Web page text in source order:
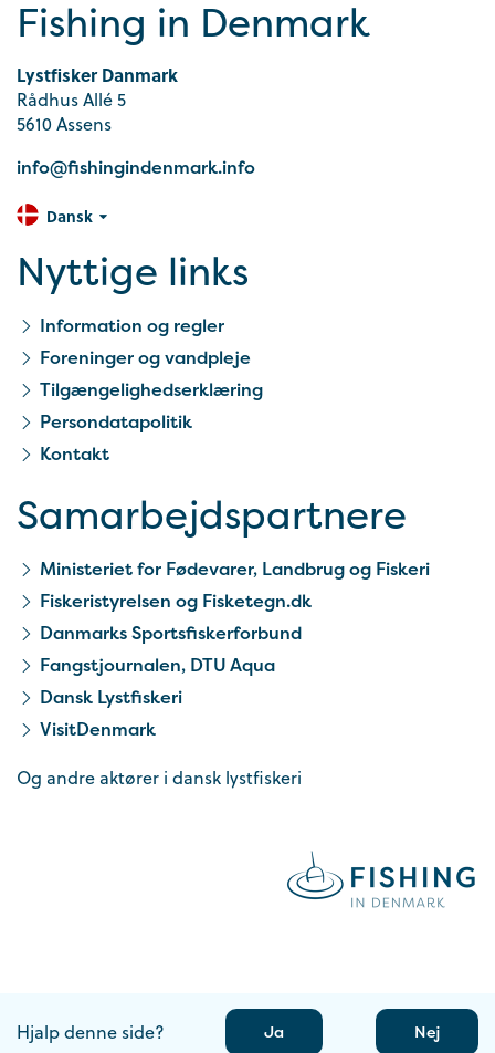
Fishing in Denmark
Lystfisker Danmark
Rådhus Allé 5
5610 Assens
info@fishingindenmark.info
Dansk
Nyttige links
Information og regler
Foreninger og vandpleje
Tilgængelighedserklæring
Persondatapolitik
Kontakt
Samarbejds­partnere
Ministeriet for Fødevarer, Landbrug og Fiskeri
Fiskeristyrelsen og Fisketegn.dk
Danmarks Sportsfiskerforbund
Fangstjournalen, DTU Aqua
Dansk Lystfiskeri
VisitDenmark
Og andre aktører i dansk lystfiskeri
Hjalp denne side? Ja Nej